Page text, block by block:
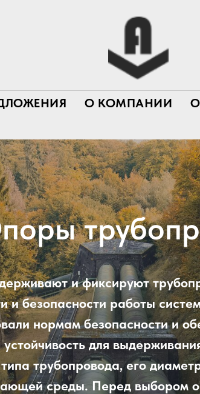
О КОМПАНИИ
и фиксируют
и безопасности работы
нормам безопасности и
устойчивость для
трубопровода, его
среды. Перед выбором